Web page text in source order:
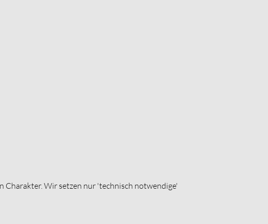
Wir setzen nur 'technisch notwendige'